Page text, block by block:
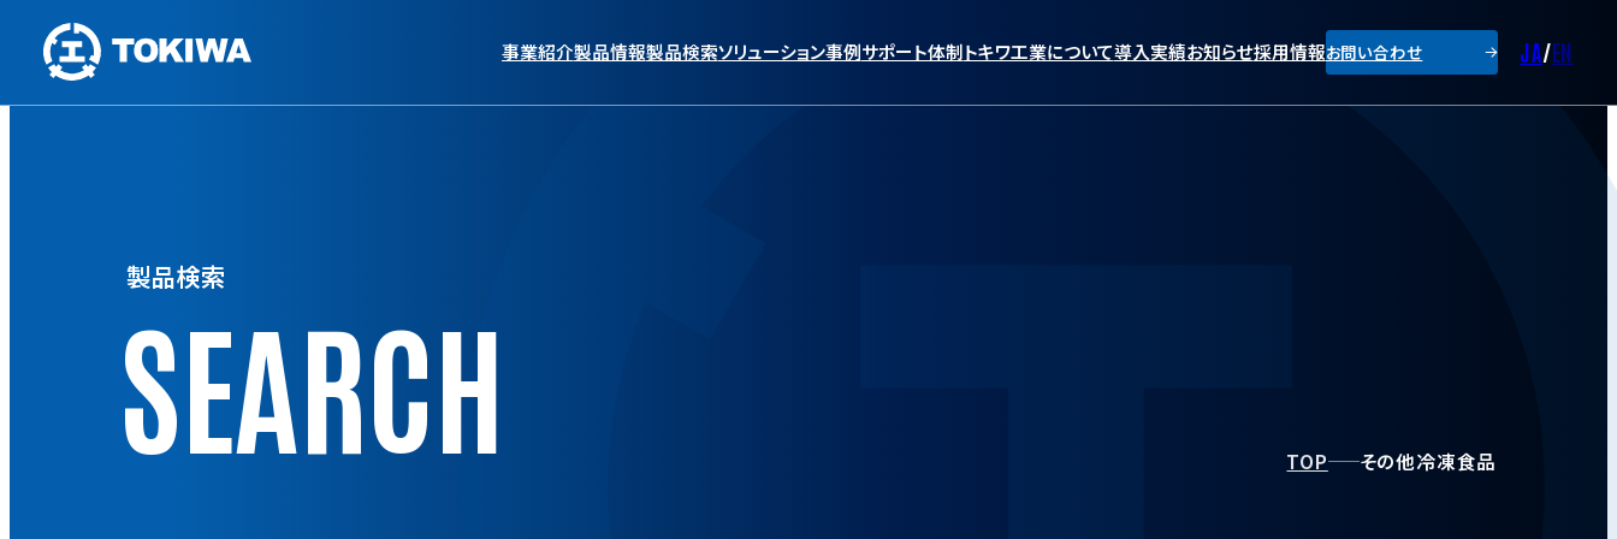
事業紹介製品情報製品検索ソリューション事例サポート体制トキワ工業について導入実績お知らせ採用情報お問い合わせ JA/EN
製品検索
TOP その他冷凍食品